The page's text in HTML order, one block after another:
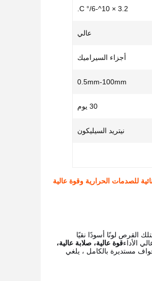
3.2 × 10^-6/° C.
عالي
أجزاء السيراميك
0.5mm-100mm
30 يوم
نيتريد السيليكون
للصدمات الحرارية وقوة عالية
القرص لونًا أسودًا نقيًا
الأداءقوة عالية، صلابة عالية،
مستديرة بالكامل ، يلغي